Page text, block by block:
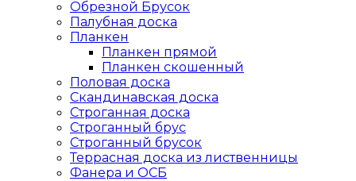
Обрезной Брусок
Палубная доска
Планкен
Планкен прямой
Планкен скошенный
Половая доска
Скандинавская доска
Строганная доска
Строганный брус
Строганный брусок
Террасная доска из лиственницы
Фанера и ОСБ